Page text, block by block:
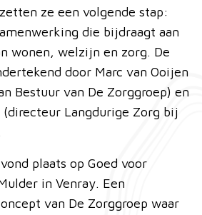
ze een volgende stap:
die bijdraagt aan
wonen, welzijn en zorg. De
door Marc van Ooijen
Bestuur van De Zorggroep) en
(directeur Langdurige Zorg bij
plaats op Goed voor
in Venray. Een
van De Zorggroep waar